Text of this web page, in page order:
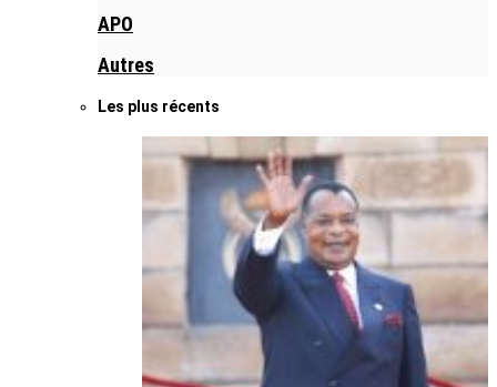
APO
Autres
Les plus récents